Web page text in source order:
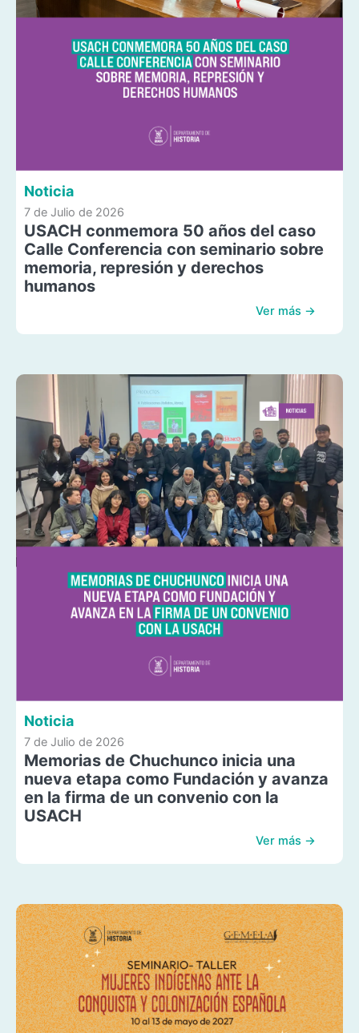
Noticia
7 de Julio de 2026
USACH conmemora 50 años del caso
Calle Conferencia con seminario sobre
memoria, represión y derechos
humanos
Ver más →
Noticia
7 de Julio de 2026
Memorias de Chuchunco inicia una
nueva etapa como Fundación y avanza
en la firma de un convenio con la
USACH
Ver más →